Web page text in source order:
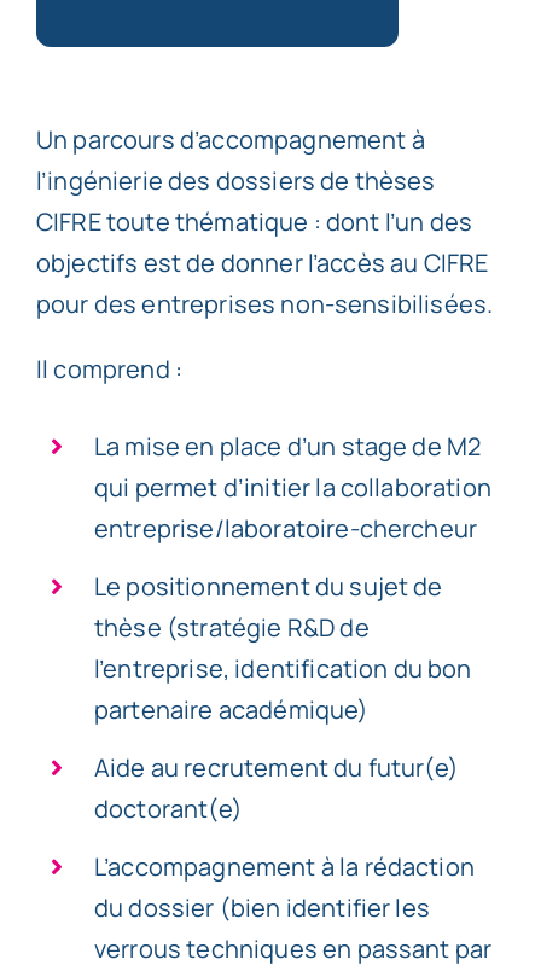
Un parcours d’accompagnement à
l’ingénierie des dossiers de thèses
CIFRE toute thématique : dont l’un des
objectifs est de donner l’accès au CIFRE
pour des entreprises non-sensibilisées.
Il comprend :
La mise en place d’un stage de M2
qui permet d’initier la collaboration
entreprise/laboratoire-chercheur
Le positionnement du sujet de
thèse (stratégie R&D de
l’entreprise, identification du bon
partenaire académique)
Aide au recrutement du futur(e)
doctorant(e)
L’accompagnement à la rédaction
du dossier (bien identifier les
verrous techniques en passant par